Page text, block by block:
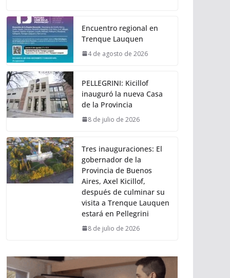
Encuentro regional en
Trenque Lauquen
4 de agosto de 2026
PELLEGRINI: Kicillof
inauguró la nueva Casa
de la Provincia
8 de julio de 2026
Tres inauguraciones: El
gobernador de la
Provincia de Buenos
Aires, Axel Kicillof,
después de culminar su
visita a Trenque Lauquen
estará en Pellegrini
8 de julio de 2026